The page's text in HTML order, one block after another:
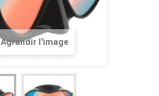
Agrandir l'image